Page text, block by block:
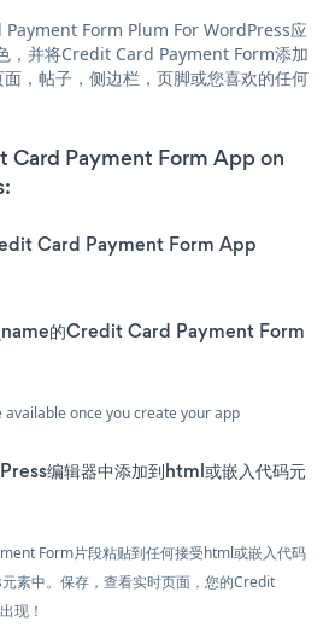
Form Plum For WordPress应
，并将Credit Card Payment Form添加
，帖子，侧边栏，页脚或您喜欢的任何
Card Payment Form App on
Card Payment Form App
的Credit Card Payment Form
available once you create your app
编辑器中添加到html或嵌入代码元
Form片段粘贴到任何接受html或嵌入代码
素中。保存，查看实时页面，您的Credit
现！